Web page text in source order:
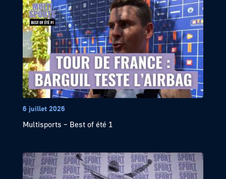
6 juillet 2026
Multisports – Best of été 1